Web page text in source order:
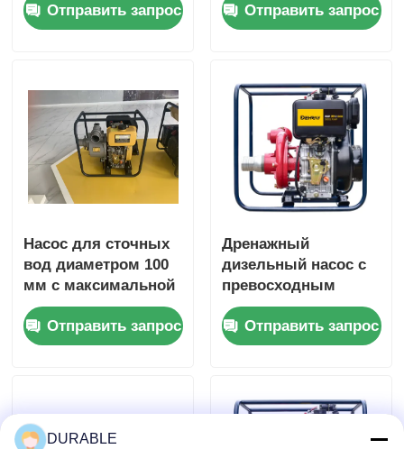
головкой 8 м и
номинальной общей
очистных
сооружений
Отправить запрос
м, предназначенный
для повышения
промышленной
перекачки
жидкостей
Отправить запрос
Насос для сточных
вод диаметром 100
мм с максимальной
всасывающей
головкой 8 м и
превосходным
для обработки
Отправить запрос
Дренажный
дизельный насос с
превосходным
стальным корпусом
двигателя,
оптимизированный
условий
Отправить запрос
DURABLE